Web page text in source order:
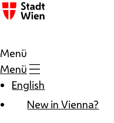
Zum Inhalt
Menü
Menü
English
New in Vienna?